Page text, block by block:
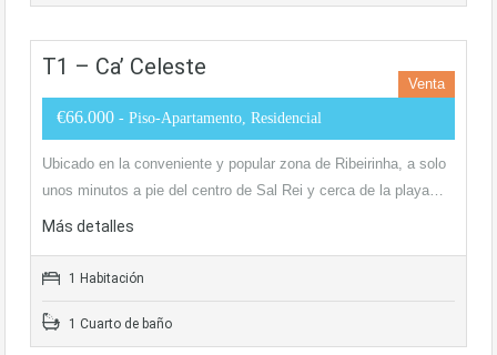
T1 – Ca’ Celeste
Venta
€66.000 - Piso-Apartamento, Residencial
Ubicado en la conveniente y popular zona de Ribeirinha, a solo
unos minutos a pie del centro de Sal Rei y cerca de la playa…
Más detalles
1 Habitación
1 Cuarto de baño